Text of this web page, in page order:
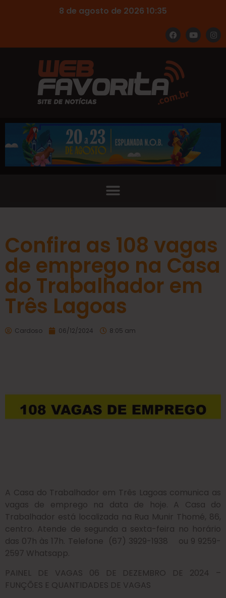
8 de agosto de 2026 10:35
Confira as 108 vagas
de emprego na Casa
do Trabalhador em
Três Lagoas
Cardoso 06/12/2024 8:05 am
A Casa do Trabalhador em Três Lagoas comunica as
vagas de emprego na data de hoje. A Casa do
Trabalhador está localizada na Rua Munir Thomé, 86,
centro. Atende de segunda a sexta-feira no horário
das 07h às 17h. Telefone (67) 3929-1938 ou 9 9259-
2597 Whatsapp.
PAINEL DE VAGAS 06 DE DEZEMBRO DE 2024 –
FUNÇÕES E QUANTIDADES DE VAGAS